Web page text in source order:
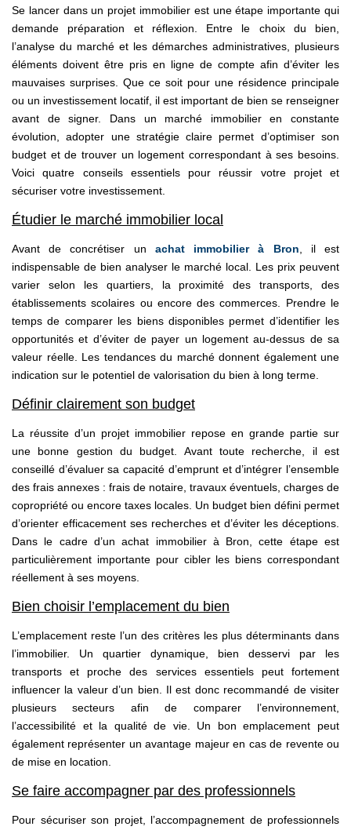
Se lancer dans un projet immobilier est une étape importante qui
demande préparation et réflexion. Entre le choix du bien,
l’analyse du marché et les démarches administratives, plusieurs
éléments doivent être pris en ligne de compte afin d’éviter les
mauvaises surprises. Que ce soit pour une résidence principale
ou un investissement locatif, il est important de bien se renseigner
avant de signer. Dans un marché immobilier en constante
évolution, adopter une stratégie claire permet d’optimiser son
budget et de trouver un logement correspondant à ses besoins.
Voici quatre conseils essentiels pour réussir votre projet et
sécuriser votre investissement.
Étudier le marché immobilier local
Avant de concrétiser un achat immobilier à Bron , il est
indispensable de bien analyser le marché local. Les prix peuvent
varier selon les quartiers, la proximité des transports, des
établissements scolaires ou encore des commerces. Prendre le
temps de comparer les biens disponibles permet d’identifier les
opportunités et d’éviter de payer un logement au-dessus de sa
valeur réelle. Les tendances du marché donnent également une
indication sur le potentiel de valorisation du bien à long terme.
Définir clairement son budget
La réussite d’un projet immobilier repose en grande partie sur
une bonne gestion du budget. Avant toute recherche, il est
conseillé d’évaluer sa capacité d’emprunt et d’intégrer l’ensemble
des frais annexes : frais de notaire, travaux éventuels, charges de
copropriété ou encore taxes locales. Un budget bien défini permet
d’orienter efficacement ses recherches et d’éviter les déceptions.
Dans le cadre d’un achat immobilier à Bron, cette étape est
particulièrement importante pour cibler les biens correspondant
réellement à ses moyens.
Bien choisir l’emplacement du bien
L’emplacement reste l’un des critères les plus déterminants dans
l’immobilier. Un quartier dynamique, bien desservi par les
transports et proche des services essentiels peut fortement
influencer la valeur d’un bien. Il est donc recommandé de visiter
plusieurs secteurs afin de comparer l’environnement,
l’accessibilité et la qualité de vie. Un bon emplacement peut
également représenter un avantage majeur en cas de revente ou
de mise en location.
Se faire accompagner par des professionnels
Pour sécuriser son projet, l’accompagnement de professionnels